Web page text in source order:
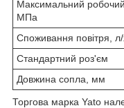
Максимальний робочий
МПа
Споживання повітря,
Стандартний роз'єм
Довжина сопла, мм
Торгова марка Yato